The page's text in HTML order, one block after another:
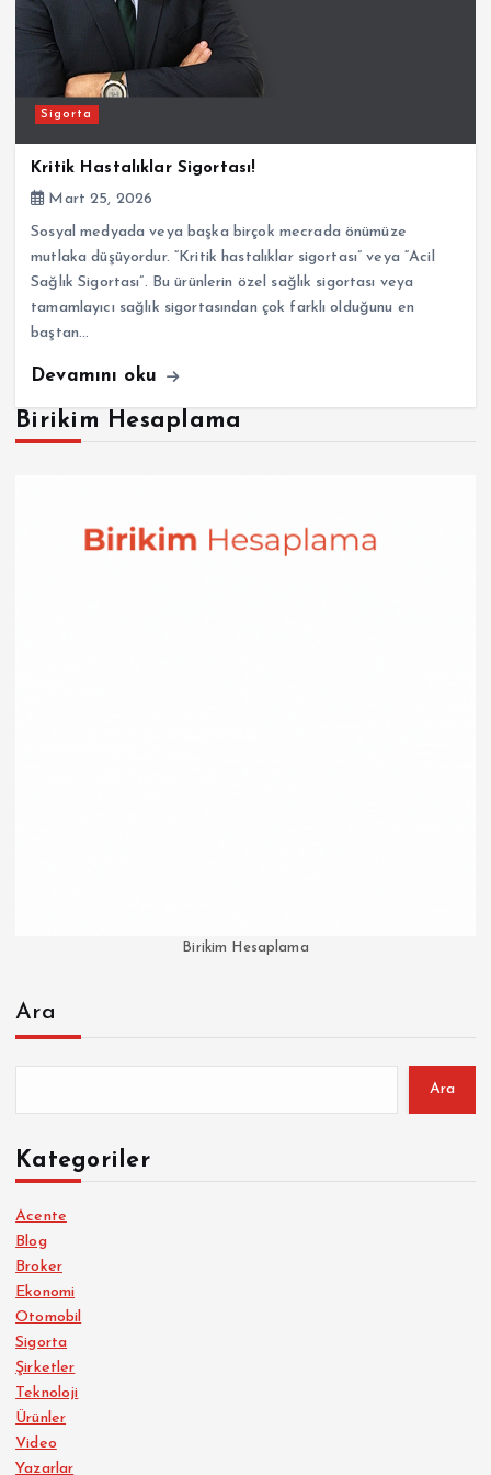
Sigorta
Kritik Hastalıklar Sigortası!
Mart 25, 2026
Sosyal medyada veya başka birçok mecrada önümüze
mutlaka düşüyordur. “Kritik hastalıklar sigortası” veya “Acil
Sağlık Sigortası”. Bu ürünlerin özel sağlık sigortası veya
tamamlayıcı sağlık sigortasından çok farklı olduğunu en
baştan…
Devamını oku
Birikim Hesaplama
Birikim Hesaplama
Ara
Ara
Kategoriler
Acente
Blog
Broker
Ekonomi
Otomobil
Sigorta
Şirketler
Teknoloji
Ürünler
Video
Yazarlar